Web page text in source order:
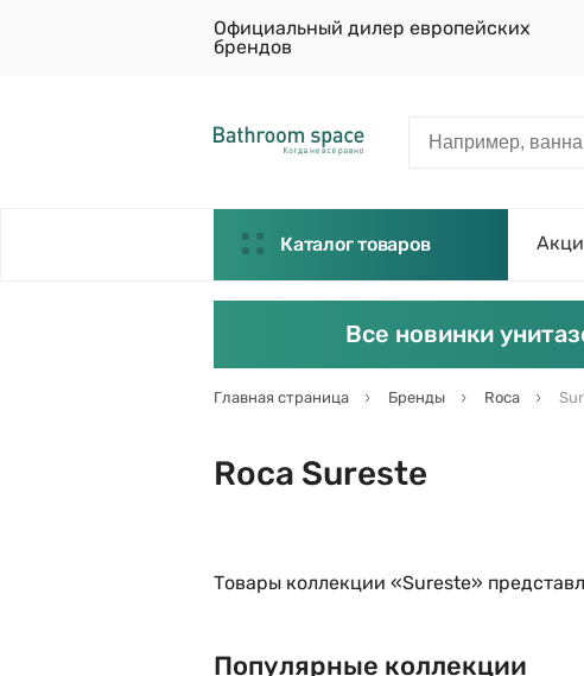
Официальный дилер европейских
брендов
Каталог товаров
Все новинки
Главная страница Бренды Roca
Roca Sureste
Товары коллекции «Sureste»
Популярные коллекции